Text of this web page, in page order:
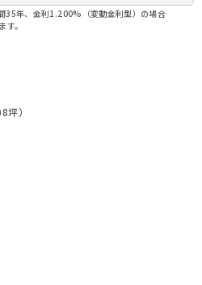
年、金利1.200%（変動金利型）の場合
。
）